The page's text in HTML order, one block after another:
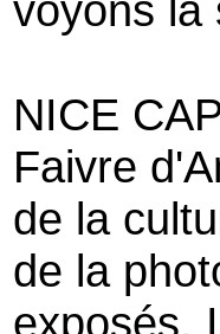
NICE
Faivre
de la
de la
exposés.